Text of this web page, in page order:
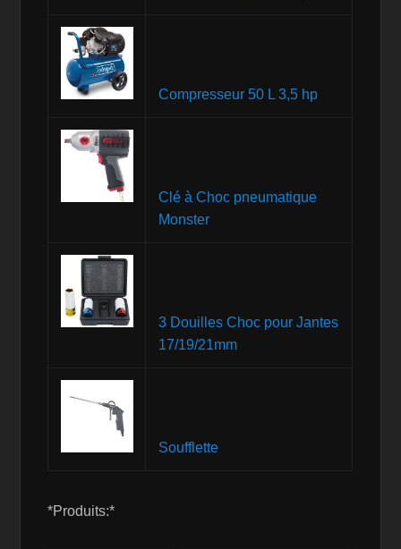
Compresseur 50 L 3,5 hp
Clé à Choc pneumatique
Monster
3 Douilles Choc pour Jantes
17/19/21mm
Soufflette
*Produits:*